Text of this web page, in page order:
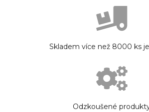
Skladem více než 8000 ks
Odzkoušené